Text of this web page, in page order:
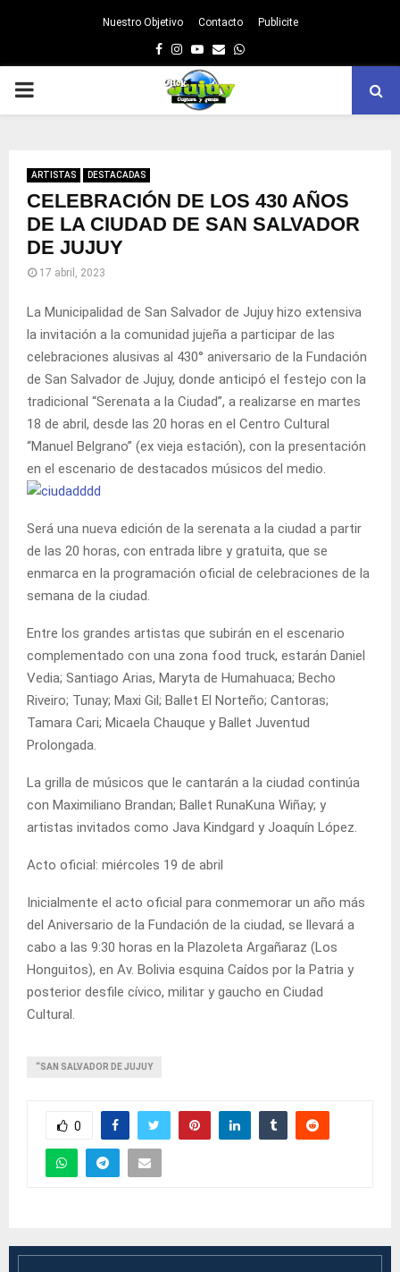
Nuestro Objetivo Contacto Publicite
Facebook
Instagram
Youtube
EmailWhatsapp
PRIMARY
ARTISTAS DESTACADAS
CELEBRACIÓN DE LOS 430 AÑOS
DE LA CIUDAD DE SAN SALVADOR
DE JUJUY
17 abril, 2023
La Municipalidad de San Salvador de Jujuy hizo extensiva
la invitación a la comunidad jujeña a participar de las
celebraciones alusivas al 430° aniversario de la Fundación
de San Salvador de Jujuy, donde anticipó el festejo con la
tradicional “Serenata a la Ciudad”, a realizarse en martes
18 de abril, desde las 20 horas en el Centro Cultural
“Manuel Belgrano” (ex vieja estación), con la presentación
en el escenario de destacados músicos del medio.
Será una nueva edición de la serenata a la ciudad a partir
de las 20 horas, con entrada libre y gratuita, que se
enmarca en la programación oficial de celebraciones de la
semana de la ciudad.
Entre los grandes artistas que subirán en el escenario
complementado con una zona food truck, estarán Daniel
Vedia; Santiago Arias, Maryta de Humahuaca; Becho
Riveiro; Tunay; Maxi Gil; Ballet El Norteño; Cantoras;
Tamara Cari; Micaela Chauque y Ballet Juventud
Prolongada.
La grilla de músicos que le cantarán a la ciudad continúa
con Maximiliano Brandan; Ballet RunaKuna Wiñay; y
artistas invitados como Java Kindgard y Joaquín López.
Acto oficial: miércoles 19 de abril
Inicialmente el acto oficial para conmemorar un año más
del Aniversario de la Fundación de la ciudad, se llevará a
cabo a las 9:30 horas en la Plazoleta Argañaraz (Los
Honguitos), en Av. Bolivia esquina Caídos por la Patria y
posterior desfile cívico, militar y gaucho en Ciudad
Cultural.
“SAN SALVADOR DE JUJUY
0